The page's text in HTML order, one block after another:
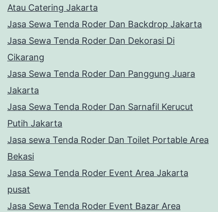
Atau Catering Jakarta
Jasa Sewa Tenda Roder Dan Backdrop Jakarta
Jasa Sewa Tenda Roder Dan Dekorasi Di
Cikarang
Jasa Sewa Tenda Roder Dan Panggung Juara
Jakarta
Jasa Sewa Tenda Roder Dan Sarnafil Kerucut
Putih Jakarta
Jasa sewa Tenda Roder Dan Toilet Portable Area
Bekasi
Jasa Sewa Tenda Roder Event Area Jakarta
pusat
Jasa Sewa Tenda Roder Event Bazar Area